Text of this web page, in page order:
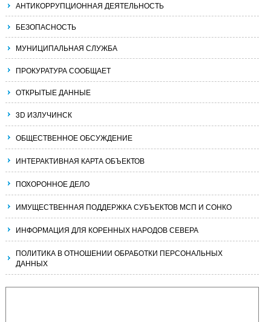
АНТИКОРРУПЦИОННАЯ ДЕЯТЕЛЬНОСТЬ
БЕЗОПАСНОСТЬ
МУНИЦИПАЛЬНАЯ СЛУЖБА
ПРОКУРАТУРА СООБЩАЕТ
ОТКРЫТЫЕ ДАННЫЕ
3D ИЗЛУЧИНСК
ОБЩЕСТВЕННОЕ ОБСУЖДЕНИЕ
ИНТЕРАКТИВНАЯ КАРТА ОБЪЕКТОВ
ПОХОРОННОЕ ДЕЛО
ИМУЩЕСТВЕННАЯ ПОДДЕРЖКА СУБЪЕКТОВ МСП И СОНКО
ИНФОРМАЦИЯ ДЛЯ КОРЕННЫХ НАРОДОВ СЕВЕРА
ПОЛИТИКА В ОТНОШЕНИИ ОБРАБОТКИ ПЕРСОНАЛЬНЫХ
ДАННЫХ